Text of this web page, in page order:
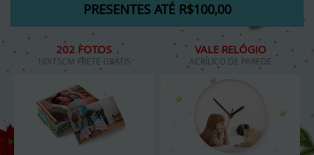
PRESENTES ATÉ R$100,00
202 FOTOS
10X15CM FRETE GRÁTIS
VALE RELÓGIO
ACRÍLICO DE PAREDE